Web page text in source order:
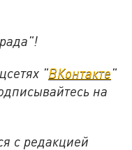
"ВКонтакте"
на
с редакцией